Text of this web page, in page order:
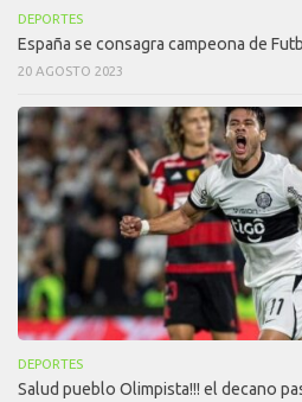
DEPORTES
España se consagra campeona de
20 AGOSTO 2023
DEPORTES
Salud pueblo Olimpista!!! el decano